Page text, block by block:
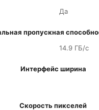
Да
пропускная
14.9 ГБ/с
Интерфейс ширина
Скорость пикселей